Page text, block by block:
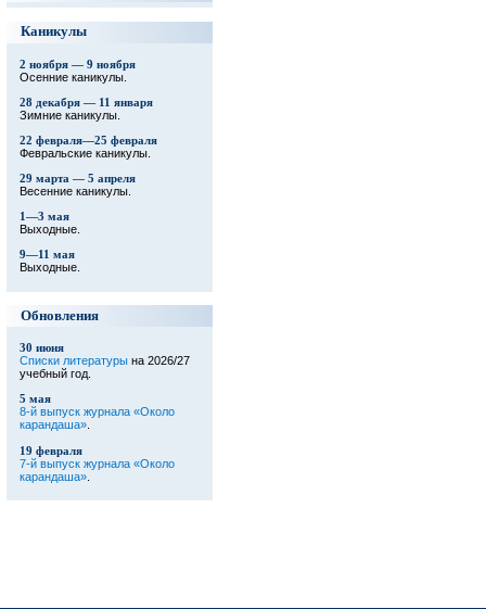
Каникулы
2 ноября — 9 ноября
Осенние каникулы.
28 декабря — 11 января
Зимние каникулы.
22 февраля—25 февраля
Февральские каникулы.
29 марта — 5 апреля
Весенние каникулы.
1—3 мая
Выходные.
9—11 мая
Выходные.
Обновления
30 июня
Списки литературына 2026/27
учебный год.
5 мая
8-й выпуск журнала «Около
карандаша».
19 февраля
7-й выпуск журнала «Около
карандаша».